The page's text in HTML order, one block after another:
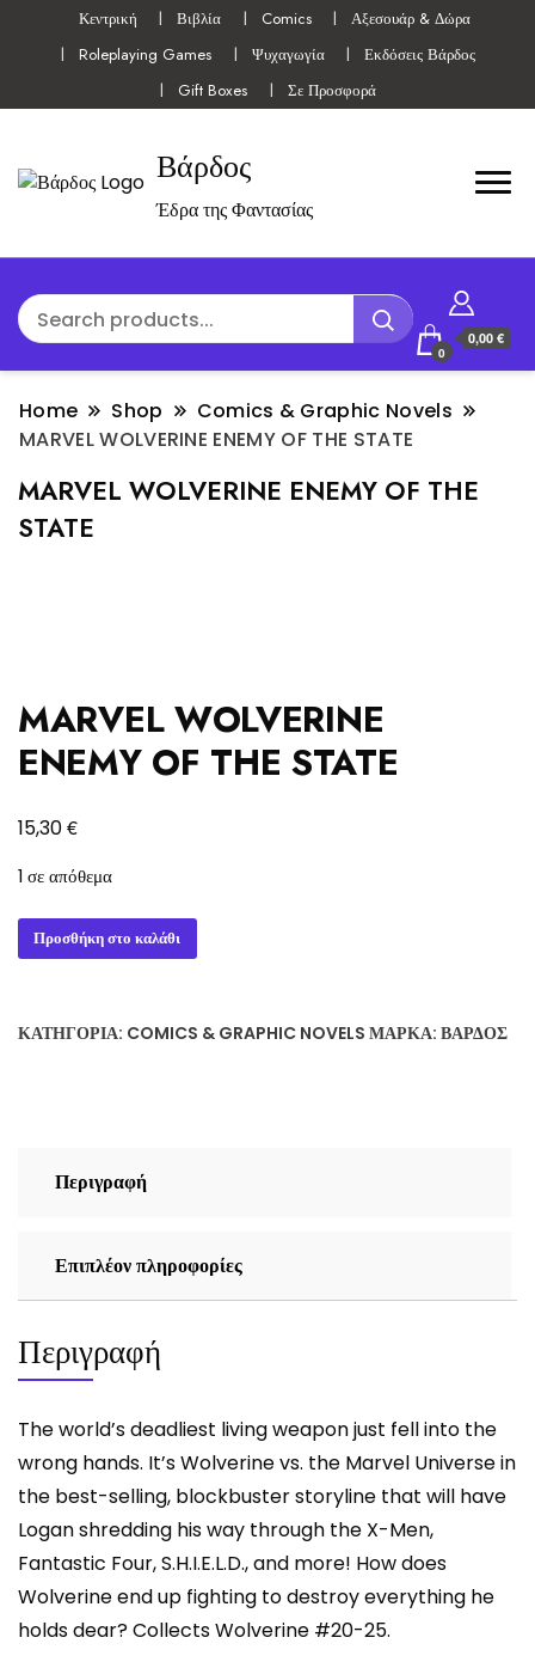
Κεντρική Βιβλία Comics
Αξεσουάρ & Δώρα
Roleplaying Games
Ψυχαγωγία
Εκδόσεις Βάρδος
Gift Boxes
Σε Προσφορά
Βάρδος
Έδρα της Φαντασίας
0
0,00 €
Home Shop
Comics & Graphic Novels
MARVEL WOLVERINE ENEMY OF THE STATE
MARVEL WOLVERINE ENEMY OF THE
STATE
MARVEL WOLVERINE
ENEMY OF THE STATE
15,30€
1 σε απόθεμα
MARVEL
WOLVERINE
THE
Προσθήκη στο καλάθι
ΚΑΤΗΓΟΡΊΑ: COMICS & GRAPHIC NOVELS ΜΆΡΚΑ: ΒΆΡΔΟΣ
Περιγραφή
Επιπλέον πληροφορίες
Περιγραφή
The world’s deadliest living weapon just fell into the
wrong hands. It’s Wolverine vs. the Marvel Universe in
the best-selling, blockbuster storyline that will have
Logan shredding his way through the X-Men,
Fantastic Four, S.H.I.E.L.D., and more! How does
Wolverine end up fighting to destroy everything he
holds dear? Collects Wolverine #20-25.